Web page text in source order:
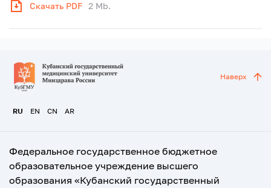
Скачать PDF 2 Mb.
RU EN CN AR
Наверх
Федеральное государственное бюджетное
образовательное учреждение высшего
образования «Кубанский государственный